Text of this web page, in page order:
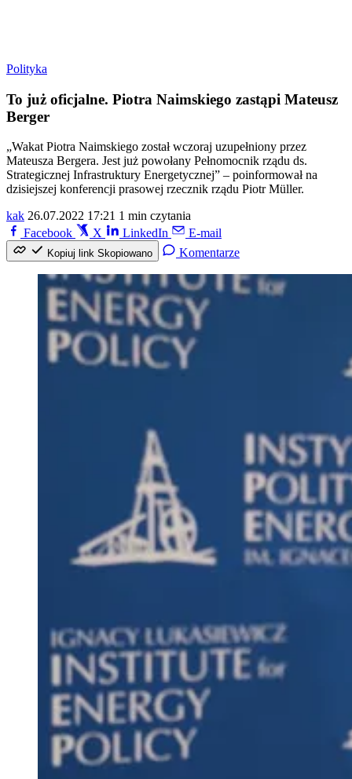
Polityka
To już oficjalne. Piotra Naimskiego zastąpi Mateusz
Berger
„Wakat Piotra Naimskiego został wczoraj uzupełniony przez
Mateusza Bergera. Jest już powołany Pełnomocnik rządu ds.
Strategicznej Infrastruktury Energetycznej” – poinformował na
dzisiejszej konferencji prasowej rzecznik rządu Piotr Müller.
kak 26.07.2022 17:21 1 min czytania
Facebook
X LinkedIn E-mail
Kopiuj link Skopiowano Komentarze